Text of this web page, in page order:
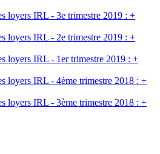
loyers IRL - 3e trimestre 2019 : +
loyers IRL - 2e trimestre 2019 : +
loyers IRL - 1er trimestre 2019 : +
loyers IRL - 4ème trimestre 2018 : +
loyers IRL - 3ème trimestre 2018 : +